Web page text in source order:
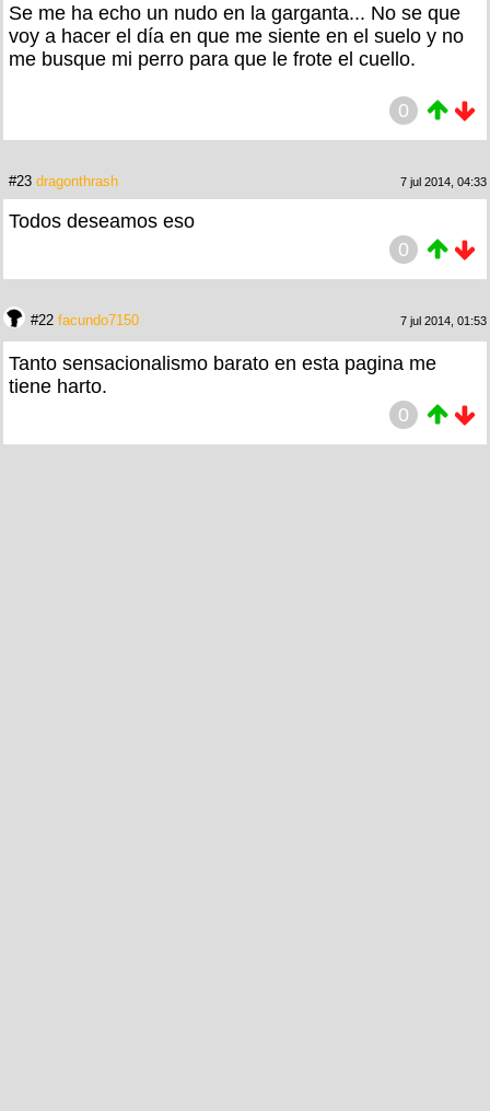
Se me ha echo un nudo en la garganta... No se que
voy a hacer el día en que me siente en el suelo y no
me busque mi perro para que le frote el cuello.
0
#23 dragonthrash 7 jul 2014, 04:33
Todos deseamos eso
0
#22 facundo7150 7 jul 2014, 01:53
Tanto sensacionalismo barato en esta pagina me
tiene harto.
0